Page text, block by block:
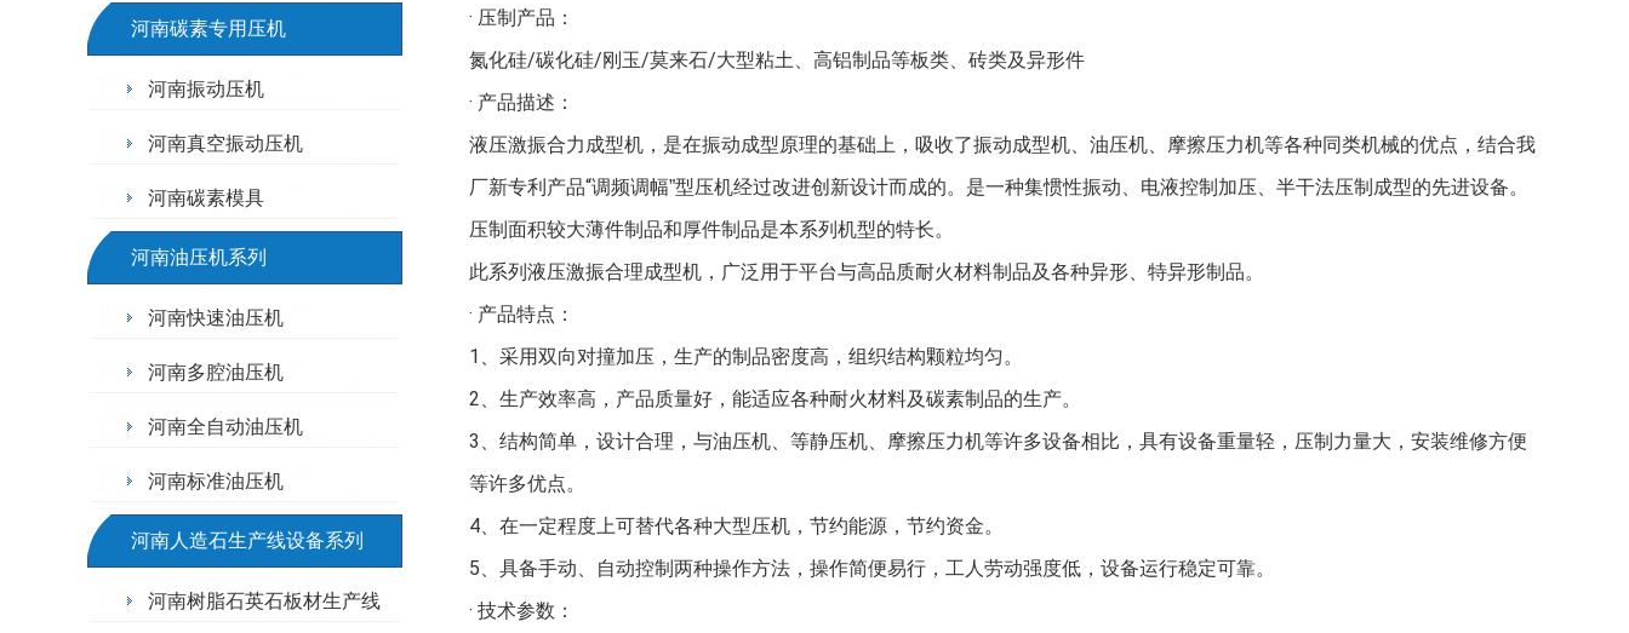
河南碳素专用压机
河南振动压机
河南真空振动压机
河南碳素模具
河南油压机系列
河南快速油压机
河南多腔油压机
河南全自动油压机
河南标准油压机
河南人造石生产线设备系列
河南树脂石英石板材生产线
· 压制产品：
氮化硅/碳化硅/刚玉/莫来石/大型粘土、高铝制品等板类、砖类及异形件
· 产品描述：
液压激振合力成型机，是在振动成型原理的基础上，吸收了振动成型机、油压机、摩擦压力机等各种同类机械的优点，结合我
厂新专利产品“调频调幅”型压机经过改进创新设计而成的。是一种集惯性振动、电液控制加压、半干法压制成型的先进设备。
压制面积较大薄件制品和厚件制品是本系列机型的特长。
此系列液压激振合理成型机，广泛用于平台与高品质耐火材料制品及各种异形、特异形制品。
· 产品特点：
1
、采用双向对撞加压，生产的制品密度高，组织结构颗粒均匀。
2 、生产效率高，产品质量好，能适应各种耐火材料及碳素制品的生产。
3 、结构简单，设计合理，与油压机、等静压机、摩擦压力机等许多设备相比，具有设备重量轻，压制力量大，安装维修方便
等许多优点。
4 、在一定程度上可替代各种大型压机，节约能源，节约资金。
5 、具备手动、自动控制两种操作方法，操作简便易行，工人劳动强度低，设备运行稳定可靠。
· 技术参数：